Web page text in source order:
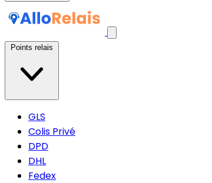
GLS
Colis Privé
DPD
DHL
Fedex